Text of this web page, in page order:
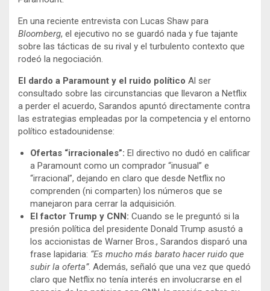
En una reciente entrevista con Lucas Shaw para
Bloomberg, el ejecutivo no se guardó nada y fue tajante
sobre las tácticas de su rival y el turbulento contexto que
rodeó la negociación.
El dardo a Paramount y el ruido político Al ser
consultado sobre las circunstancias que llevaron a Netflix
a perder el acuerdo, Sarandos apuntó directamente contra
las estrategias empleadas por la competencia y el entorno
político estadounidense:
Ofertas “irracionales”: El directivo no dudó en calificar
a Paramount como un comprador “inusual” e
“irracional”, dejando en claro que desde Netflix no
comprenden (ni comparten) los números que se
manejaron para cerrar la adquisición.
El factor Trump y CNN: Cuando se le preguntó si la
presión política del presidente Donald Trump asustó a
los accionistas de Warner Bros., Sarandos disparó una
frase lapidaria: “Es mucho más barato hacer ruido que
subir la oferta”. Además, señaló que una vez que quedó
claro que Netflix no tenía interés en involucrarse en el